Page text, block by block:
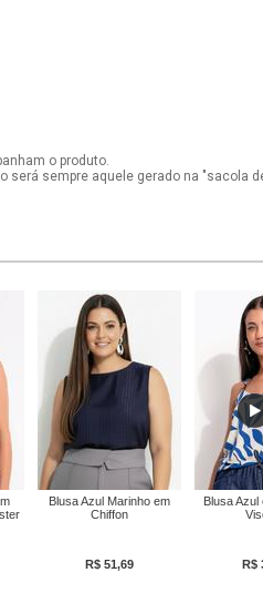
o produto.
será sempre aquele gerado na "sacola
Blusa Azul Marinho em
Chiffon
R$ 51,69
Blusa Azul
R$